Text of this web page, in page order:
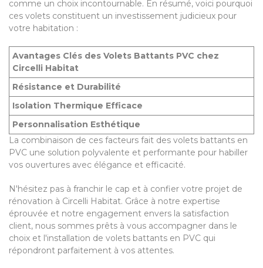
comme un choix incontournable. En résumé, voici pourquoi
ces volets constituent un investissement judicieux pour
votre habitation :
Avantages Clés des Volets Battants PVC chez
Circelli Habitat
Résistance et Durabilité
Isolation Thermique Efficace
Personnalisation Esthétique
La combinaison de ces facteurs fait des volets battants en
PVC une solution polyvalente et performante pour habiller
vos ouvertures avec élégance et efficacité.
N'hésitez pas à franchir le cap et à confier votre projet de
rénovation à Circelli Habitat. Grâce à notre expertise
éprouvée et notre engagement envers la satisfaction
client, nous sommes prêts à vous accompagner dans le
choix et l'installation de volets battants en PVC qui
répondront parfaitement à vos attentes.